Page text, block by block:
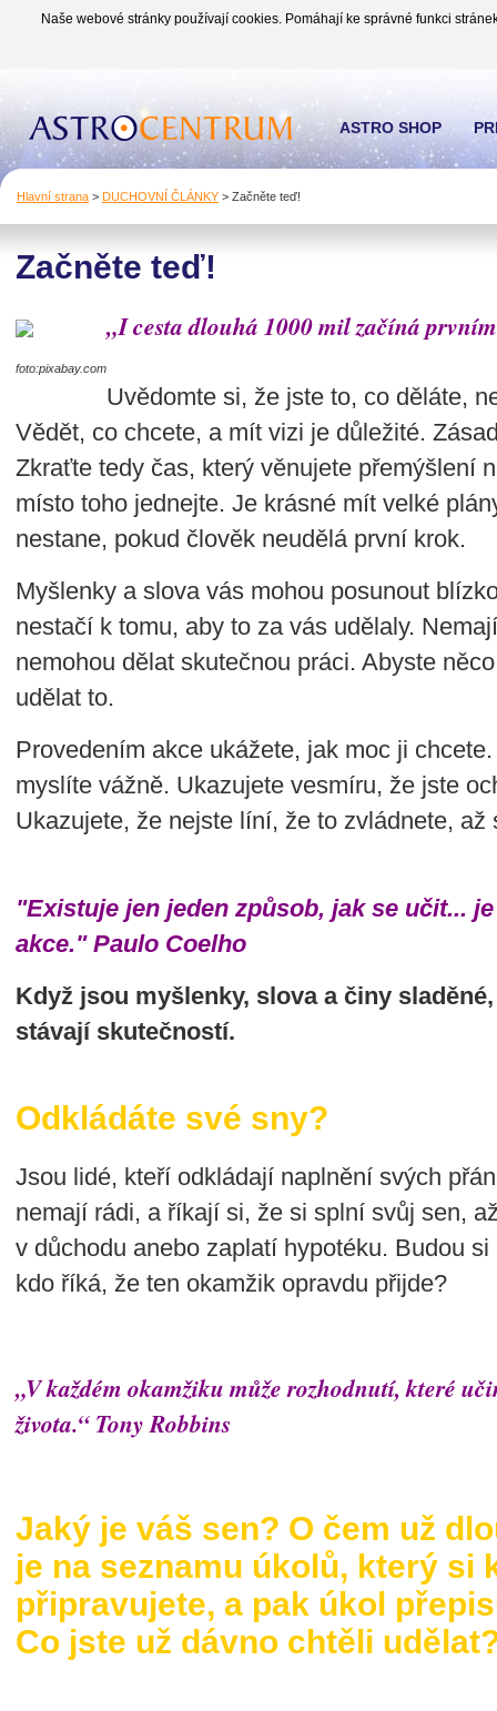
Naše webové stránky používají cookies. Pomáhají ke správné funkci
Hlavní strana > DUCHOVNÍ ČLÁNKY > Začněte teď!
Začněte teď!
foto:pixabay.com
„I cesta dlouhá 1000 mil začíná
Uvědomte si, že jste to, co děláte,
Vědět, co chcete, a mít vizi je důležité.
Zkraťte tedy čas, který věnujete přemýšlení
místo toho jednejte. Je krásné mít velké
nestane, pokud člověk neudělá první krok.
Myšlenky a slova vás mohou posunout
nestačí k tomu, aby to za vás udělaly.
nemohou dělat skutečnou práci. Abyste
udělat to.
Provedením akce ukážete, jak moc ji
myslíte vážně. Ukazujete vesmíru, že jste
Ukazujete, že nejste líní, že to zvládnete,
"Existuje jen jeden způsob, jak se učit...
akce." Paulo Coelho
Když jsou myšlenky, slova a činy
stávají skutečností.
Odkládáte své sny?
Jsou lidé, kteří odkládají naplnění svých
nemají rádi, a říkají si, že si splní svůj sen,
v důchodu anebo zaplatí hypotéku. Budou
kdo říká, že ten okamžik opravdu přijde?
„V každém okamžiku může rozhodnutí, které
života.“ Tony Robbins
Jaký je váš sen? O čem už
je na seznamu úkolů, který si
připravujete, a pak úkol
Co jste už dávno chtěli
ASTRO SHOP